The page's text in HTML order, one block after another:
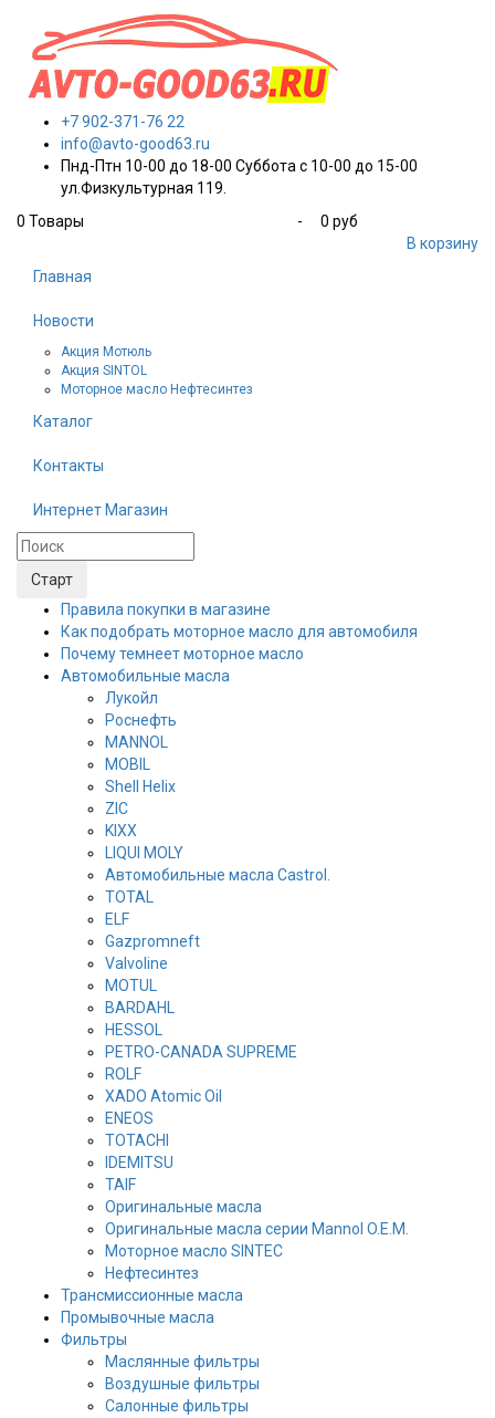
+7 902-371-76 22
info@avto-good63.ru
Пнд-Птн 10-00 до 18-00 Суббота с 10-00 до 15-00
ул.Физкультурная 119.
0 Товары -
0 руб
В корзину
Главная
Новости
Акция Мотюль
Акция SINTOL
Моторное масло Нефтесинтез
Каталог
Контакты
Интернет Магазин
Правила покупки в магазине
Как подобрать моторное масло для автомобиля
Почему темнеет моторное масло
Автомобильные масла
Лукойл
Роснефть
MANNOL
MOBIL
Shell Helix
ZIC
KIXX
LIQUI MOLY
Автомобильные масла Castrol.
TOTAL
ELF
Gazpromneft
Valvoline
MOTUL
BARDAHL
HESSOL
PETRO-CANADA SUPREME
ROLF
XADO Atomic Oil
ENEOS
TOTACHI
IDEMITSU
TAIF
Оригинальные масла
Оригинальные масла серии Mannol O.E.M.
Моторное масло SINTEC
Нефтесинтез
Трансмиссионные масла
Промывочные масла
Фильтры
Маслянные фильтры
Воздушные фильтры
Салонные фильтры